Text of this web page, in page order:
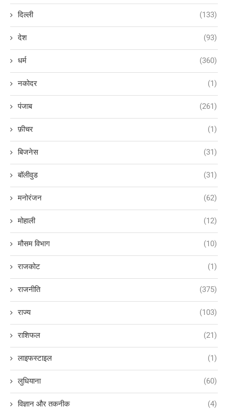
दिल्ली (133)
देश (93)
धर्म (360)
नकोदर (1)
पंजाब (261)
फ़ीचर (1)
बिजनेस (31)
बॉलीवुड (31)
मनोरंजन (62)
मोहाली (12)
मौसम विभाग (10)
राजकोट (1)
राजनीति (375)
राज्य (103)
राशिफल (21)
लाइफस्टाइल (1)
लुधियाना (60)
विज्ञान और तकनीक (4)